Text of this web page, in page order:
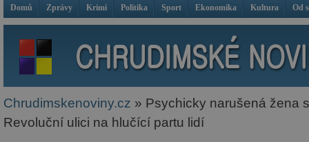
Domů Zprávy Krimi Politika Sport Ekonomika Kultura Od
Chrudimskenoviny.cz » Psychicky narušená žena
Revoluční ulici na hlučící partu lidí